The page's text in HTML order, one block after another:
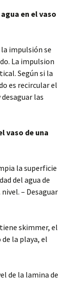
en el vaso
impulsión se
La impulsion
Según si la
es recircular el
las
vaso de una
la superficie
del agua de
– Desaguar
skimmer, el
la playa, el
de la lamina de